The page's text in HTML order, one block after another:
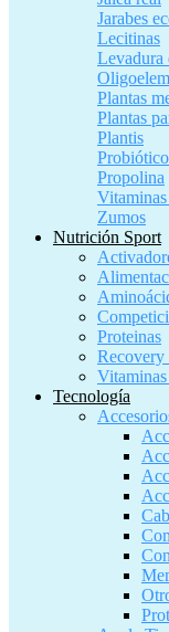
Jarabes
Lecitinas
Levadura
Plantas
Plantas
Plantis
Propolina
Zumos
Nutrición Sport
Proteinas
Recovery
Tecnología